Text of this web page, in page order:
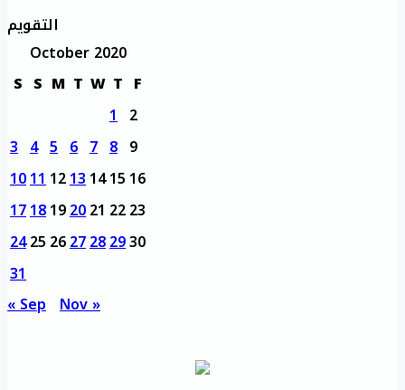
التقويم
October 2020
S S M T W T F
1 2
3 4 5 6 7 8 9
10111213141516
1718192021 2223
24252627282930
31
« Sep Nov »